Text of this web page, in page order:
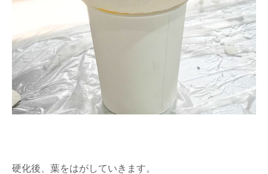
硬化後、葉をはがしていきます。